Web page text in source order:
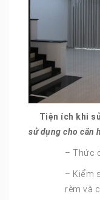
Tiện ích khi
sử dụng cho căn
– Thức
– Kiểm
rèm và